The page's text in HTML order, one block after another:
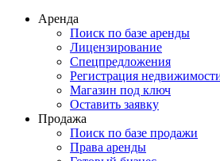
Аренда
Поиск по базе аренды
Лицензирование
Спецпредложения
Регистрация
Магазин под ключ
Оставить заявку
Продажа
Поиск по базе продажи
Права аренды